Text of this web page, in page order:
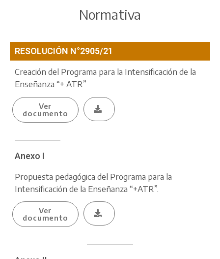
Normativa
RESOLUCIÓN N°2905/21
Creación del Programa para la Intensificación de la
Enseñanza “+ ATR”
Ver
documento
Anexo I
Propuesta pedagógica del Programa para la
Intensificación de la Enseñanza “+ATR”.
Ver
documento